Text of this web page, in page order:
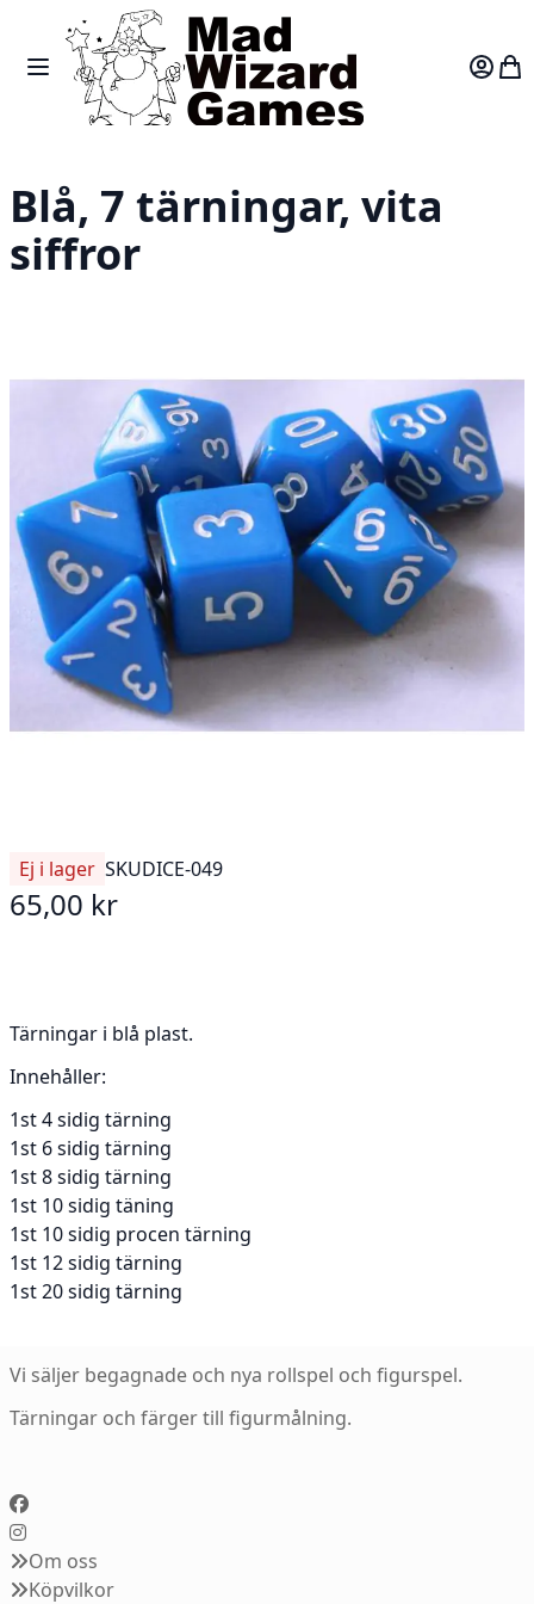
Skip to Content
Toggle Nav
Blå, 7 tärningar, vita
siffror
Ej i lager SKUDICE-049
65,00 kr
Tärningar i blå plast.
Innehåller:
1st 4 sidig tärning
1st 6 sidig tärning
1st 8 sidig tärning
1st 10 sidig täning
1st 10 sidig procen tärning
1st 12 sidig tärning
1st 20 sidig tärning
Vi säljer begagnade och nya rollspel och figurspel.
Tärningar och färger till figurmålning.
Om oss
Köpvilkor